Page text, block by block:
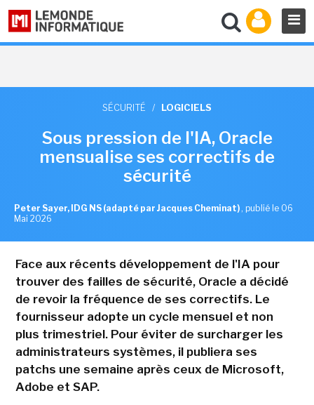
SÉCURITÉ / LOGICIELS
Sous pression de l'IA, Oracle
mensualise ses correctifs de
sécurité
Peter Sayer, IDG NS (adapté par Jacques Cheminat) , publié le 06
Mai 2026
Face aux récents développement de l'IA pour
trouver des failles de sécurité, Oracle a décidé
de revoir la fréquence de ses correctifs. Le
fournisseur adopte un cycle mensuel et non
plus trimestriel. Pour éviter de surcharger les
administrateurs systèmes, il publiera ses
patchs une semaine après ceux de Microsoft,
Adobe et SAP.